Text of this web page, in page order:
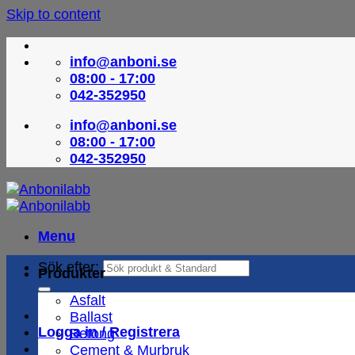
Skip to content
info@anboni.se
08:00 - 17:00
042-352950
info@anboni.se
08:00 - 17:00
042-352950
Menu
Sök efter:
Logga in / Registrera
Produkter
Asfalt
Ballast
Betong
Cement & Murbruk